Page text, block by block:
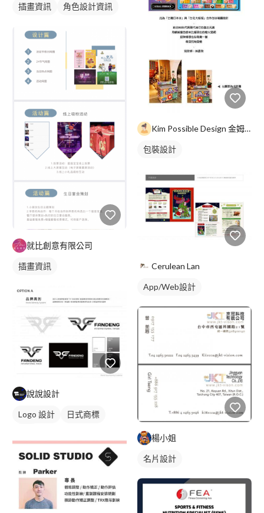
插畫資訊 角色設計資訊
就比創意有限公司
插畫資訊
說說設計
Logo 設計
日式商標
Kim Possible Design 金姆可能平面設計
包裝設計
Cerulean Lan
App/Web設計
楊小姐
名片設計